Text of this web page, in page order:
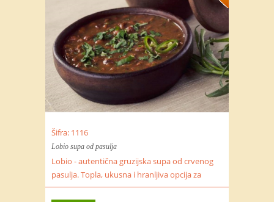
Šifra: 1116
Lobio supa od pasulja
Lobio - autentična gruzijska supa od crvenog
pasulja. Topla, ukusna i hranljiva opcija za
obrok.